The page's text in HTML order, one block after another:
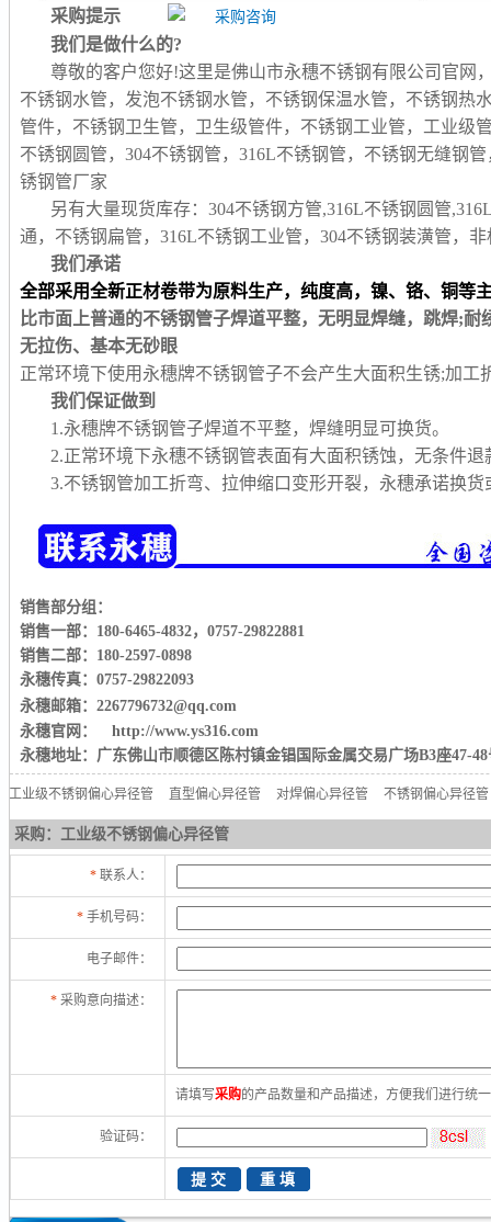
采购提示
我们是做什么的?
尊敬的客户您好!这里是佛山市永穗不锈钢有限公司官网
不锈钢水管，发泡不锈钢水管，不锈钢保温水管，不锈钢热
管件，不锈钢卫生管，卫生级管件，不锈钢工业管，工业级
不锈钢圆管，304不锈钢管，316L不锈钢管，不锈钢无缝钢
锈钢管厂家
另有大量现货库存：304不锈钢方管,316L不锈钢圆管
通，不锈钢扁管，316L不锈钢工业管，304不锈钢装潢管，
我们承诺
全部采用全新正材卷带为原料生产，纯度高，镍、铬、铜等
比市面上普通的不锈钢管子焊道平整，无明显焊缝，跳焊;耐
无拉伤、基本无砂眼
正常环境下使用永穗牌不锈钢管子不会产生大面积生锈;加
我们保证做到
1.永穗牌不锈钢管子焊道不平整，焊缝明显可换货。
2.正常环境下永穗不锈钢管表面有大面积锈蚀，无条件退
3.不锈钢管加工折弯、拉伸缩口变形开裂，永穗承诺换
销售部分组：
销售一部：180-6465-4832，0757-29822881
销售二部：180-2597-0898
永穗传真：0757-29822093
永穗邮箱：2267796732@qq.com
永穗官网： http://www.ys316.com
永穗地址：广东佛山市顺德区陈村镇金锠国际金属交易广场B3座47-48
工业级不锈钢偏心异径管 直型偏心异径管 对焊偏心异径管 不锈钢偏心异径管
采购：工业级不锈钢偏心异径管
* 联系人：
* 手机号码：
电子邮件：
* 采购意向描述：
请填写采购的产品数量和产品描述，方便我们进行统
验证码：